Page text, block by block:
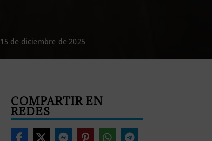
15 de diciembre de 2025
COMPARTIR EN
REDES